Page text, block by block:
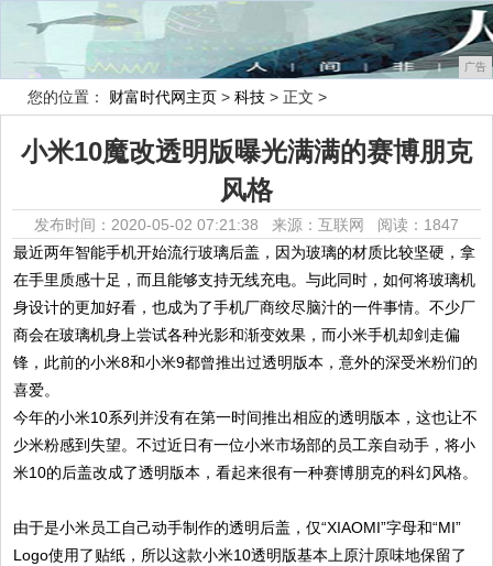
广告
您的位置： 财富时代网主页 > 科技 > 正文 >
小米10魔改透明版曝光满满的赛博朋克
风格
发布时间：2020-05-02 07:21:38 来源：互联网 阅读：1847
最近两年智能手机开始流行玻璃后盖，因为玻璃的材质比较坚硬，拿
在手里质感十足，而且能够支持无线充电。与此同时，如何将玻璃机
身设计的更加好看，也成为了手机厂商绞尽脑汁的一件事情。不少厂
商会在玻璃机身上尝试各种光影和渐变效果，而小米手机却剑走偏
锋，此前的小米8和小米9都曾推出过透明版本，意外的深受米粉们的
喜爱。
今年的小米10系列并没有在第一时间推出相应的透明版本，这也让不
少米粉感到失望。不过近日有一位小米市场部的员工亲自动手，将小
米10的后盖改成了透明版本，看起来很有一种赛博朋克的科幻风格。
由于是小米员工自己动手制作的透明后盖，仅“XIAOMI”字母和“MI”
Logo使用了贴纸，所以这款小米10透明版基本上原汁原味地保留了